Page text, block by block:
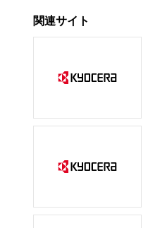
関連サイト